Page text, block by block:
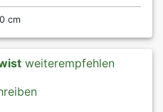
cm
weiterempfehlen